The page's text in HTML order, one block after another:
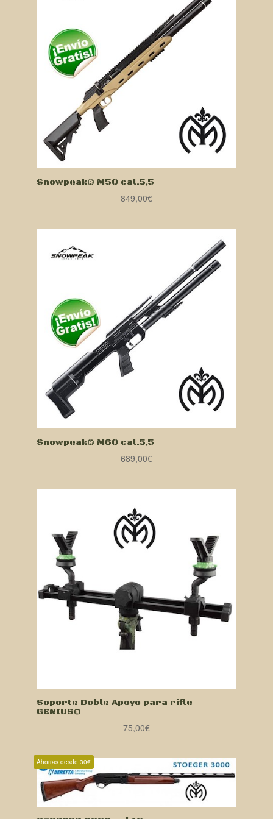
Snowpeak® M50 cal.5,5
849,00€
Snowpeak® M60 cal.5,5
689,00€
Soporte Doble Apoyo para rifle
GENIUS®
75,00€
Ahorras desde 30€